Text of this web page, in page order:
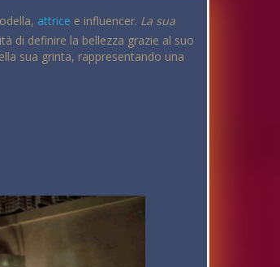
attrice e influencer. La sua
di definire la bellezza grazie al suo
sua grinta, rappresentando una